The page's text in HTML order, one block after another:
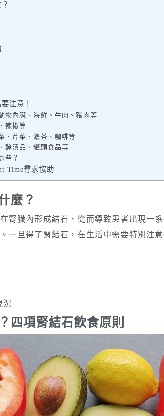
注意！
物內臟、海鮮、牛肉、豬肉等
辣椒等
、芹菜、濃茶、咖啡等
醃漬品、罐頭食品等
些？
Time尋求協助
麼？
腎臟內形成結石，從而導致患者出現一
一旦得了腎結石，在生活中需要特別注
況
四項腎結石飲食原則